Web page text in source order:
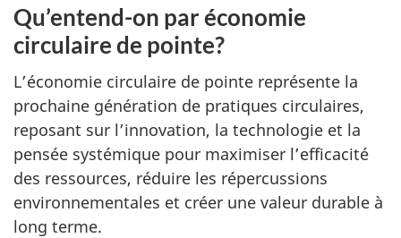
Qu’entend-on par économie
circulaire de pointe?
L’économie circulaire de pointe représente la
prochaine génération de pratiques circulaires,
reposant sur l’innovation, la technologie et la
pensée systémique pour maximiser l’efficacité
des ressources, réduire les répercussions
environnementales et créer une valeur durable à
long terme.